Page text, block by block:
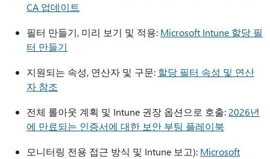
CA 업데이트
필터 만들기, 미리 보기 및 적용: Microsoft Intune 할당 필
터 만들기
지원되는 속성, 연산자 및 구문: 할당 필터 속성 및 연산
자 참조
전체 롤아웃 계획 및 Intune 권장 옵션으로 호출: 2026년
에 만료되는 인증서에 대한 보안 부팅 플레이북
모니터링 전용 접근 방식 및 Intune 보고): Microsoft